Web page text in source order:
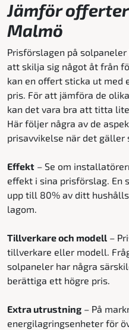
Jämför
Malmö
Prisförslagen på
att skilja sig något åt från
kan en offert sticka ut
pris. För att jämföra de
kan det vara bra att titta
Här följer några av de
prisavvikelse när det gäller
Effekt – Se om
effekt i sina prisförslag. En
upp till 80% av ditt
lagom.
Tillverkare och modell –
tillverkare eller modell.
solpaneler har några
berättiga ett högre pris.
Extra utrustning – På
energilagringsenheter för